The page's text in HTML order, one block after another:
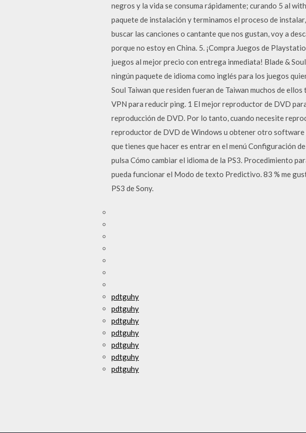
negros y la vida se consuma rápidamente; curando 5 al
paquete de instalación y terminamos el proceso de
buscar las canciones o cantante que nos gustan, voy a
porque no estoy en China. 5. ¡Compra Juegos de
juegos al mejor precio con entrega inmediata! Blade &
ningún paquete de idioma como inglés para los juegos
Soul Taiwan que residen fueran de Taiwan muchos de
VPN para reducir ping. 1 El mejor reproductor de DVD
reproducción de DVD. Por lo tanto, cuando necesite
reproductor de DVD de Windows u obtener otro software
que tienes que hacer es entrar en el menú Configuración
pulsa Cómo cambiar el idioma de la PS3. Procedimiento
pueda funcionar el Modo de texto Predictivo. 83 % me
PS3 de Sony.
pdtguhy
pdtguhy
pdtguhy
pdtguhy
pdtguhy
pdtguhy
pdtguhy